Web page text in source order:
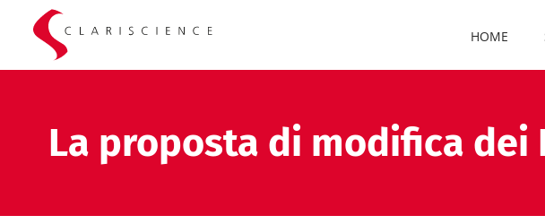
HOME
La proposta di modifica dei